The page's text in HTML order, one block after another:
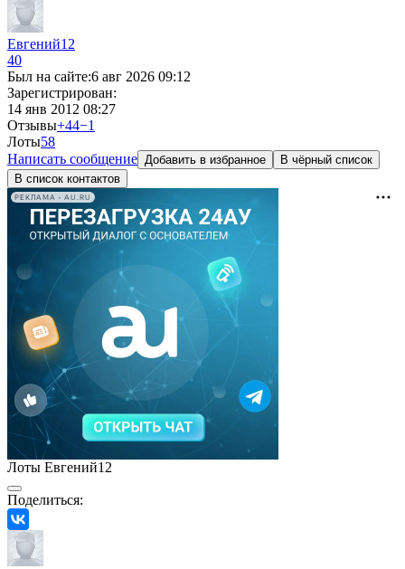
Евгений12
40
Был на сайте:6 авг 2026 09:12
Зарегистрирован:
14 янв 2012 08:27
Отзывы+44−1
Лоты58
Написать сообщение Добавить в избранное
В чёрный список
В список контактов
РЕКЛАМА • AU.RU
Лоты Евгений12
Поделиться: